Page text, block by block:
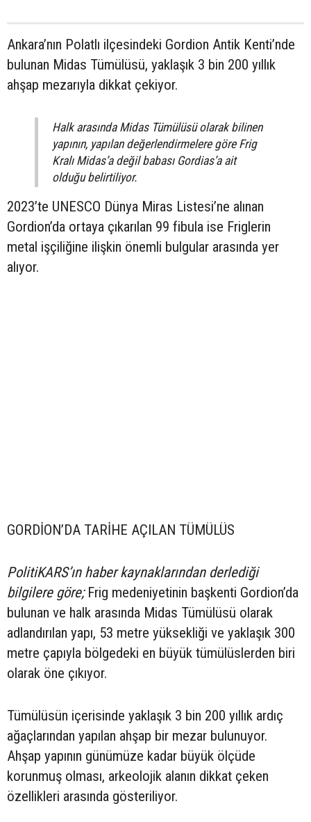
Ankara’nın Polatlı ilçesindeki Gordion Antik Kenti’nde
bulunan Midas Tümülüsü, yaklaşık 3 bin 200 yıllık
ahşap mezarıyla dikkat çekiyor.
Halk arasında Midas Tümülüsü olarak bilinen
yapının, yapılan değerlendirmelere göre Frig
Kralı Midas’a değil babası Gordias’a ait
olduğu belirtiliyor.
2023’te UNESCO Dünya Miras Listesi’ne alınan
Gordion’da ortaya çıkarılan 99 fibula ise Friglerin
metal işçiliğine ilişkin önemli bulgular arasında yer
alıyor.
GORDİON’DA TARİHE AÇILAN TÜMÜLÜS
PolitiKARS’ın haber kaynaklarından derlediği
bilgilere göre;Frig medeniyetinin başkenti Gordion’da
bulunan ve halk arasında Midas Tümülüsü olarak
adlandırılan yapı, 53 metre yüksekliği ve yaklaşık 300
metre çapıyla bölgedeki en büyük tümülüslerden biri
olarak öne çıkıyor.
Tümülüsün içerisinde yaklaşık 3 bin 200 yıllık ardıç
ağaçlarından yapılan ahşap bir mezar bulunuyor.
Ahşap yapının günümüze kadar büyük ölçüde
korunmuş olması, arkeolojik alanın dikkat çeken
özellikleri arasında gösteriliyor.